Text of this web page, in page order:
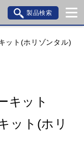
製品検索
ット(ホリゾンタル)
キット
ット(ホリ